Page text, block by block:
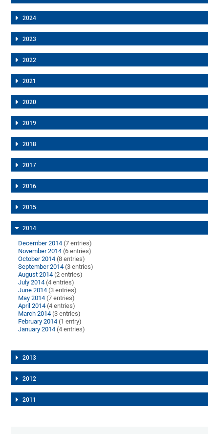
2024
2023
2022
2021
2020
2019
2018
2017
2016
2015
2014
December 2014 (7 entries)
November 2014 (6 entries)
October 2014 (8 entries)
September 2014 (3 entries)
August 2014 (2 entries)
July 2014 (4 entries)
June 2014 (3 entries)
May 2014 (7 entries)
April 2014 (4 entries)
March 2014 (3 entries)
February 2014 (1 entry)
January 2014 (4 entries)
2013
2012
2011